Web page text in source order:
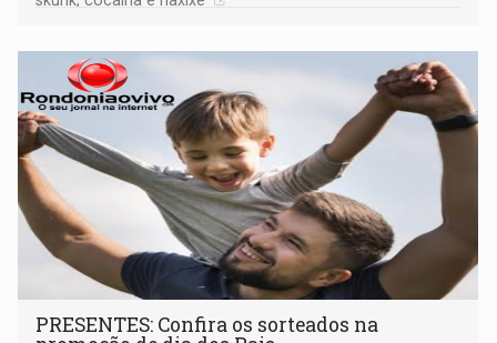
PRESENTES: Confira os sorteados na